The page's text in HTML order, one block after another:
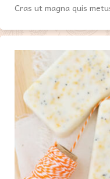
Cras ut magna quis